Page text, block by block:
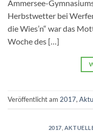
Ammersee-
Herbstwetter bei
die Wies’n“ war das
Woche des […]
Veröffentlicht am 2017,
2017